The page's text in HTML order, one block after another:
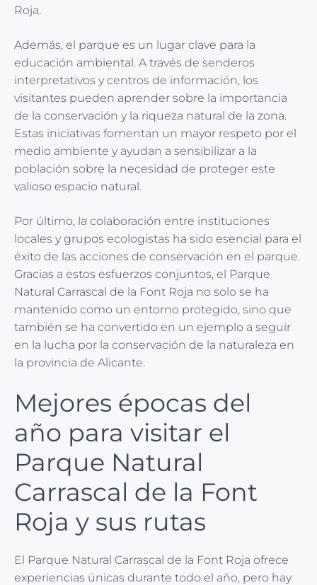
Roja.
Además, el parque es un lugar clave para la
educación ambiental. A través de senderos
interpretativos y centros de información, los
visitantes pueden aprender sobre la importancia
de la conservación y la riqueza natural de la zona.
Estas iniciativas fomentan un mayor respeto por el
medio ambiente y ayudan a sensibilizar a la
población sobre la necesidad de proteger este
valioso espacio natural.
Por último, la colaboración entre instituciones
locales y grupos ecologistas ha sido esencial para el
éxito de las acciones de conservación en el parque.
Gracias a estos esfuerzos conjuntos, el Parque
Natural Carrascal de la Font Roja no solo se ha
mantenido como un entorno protegido, sino que
también se ha convertido en un ejemplo a seguir
en la lucha por la conservación de la naturaleza en
la provincia de Alicante.
Mejores épocas del
año para visitar el
Parque Natural
Carrascal de la Font
Roja y sus rutas
El Parque Natural Carrascal de la Font Roja ofrece
experiencias únicas durante todo el año, pero hay